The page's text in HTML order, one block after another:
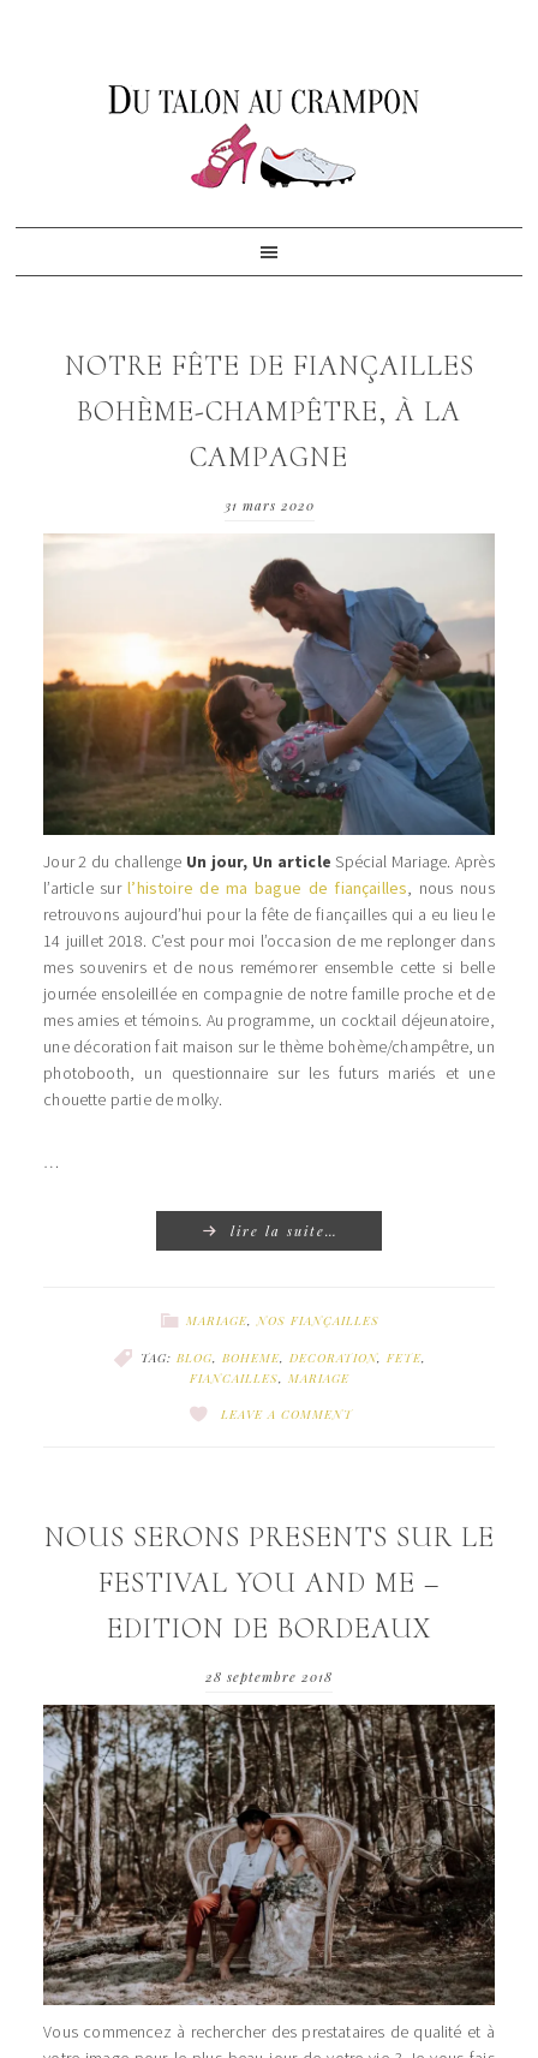
NOTRE FÊTE DE FIANÇAILLES
BOHÈME-CHAMPÊTRE, À LA
CAMPAGNE
31 mars 2020
Jour 2 du challenge Un jour, Un article Spécial Mariage. Après
l’article surl’histoire de ma bague de fiançailles, nous nous
retrouvons aujourd’hui pour la fête de fiançailles qui a eu lieu le
14 juillet 2018. C’est pour moi l’occasion de me replonger dans
mes souvenirs et de nous remémorer ensemble cette si belle
journée ensoleillée en compagnie de notre famille proche et de
mes amies et témoins. Au programme, un cocktail déjeunatoire,
une décoration fait maison sur le thème bohème/champêtre, un
photobooth, un questionnaire sur les futurs mariés et une
chouette partie de molky.
…
lire la suite…
MARIAGE NOS FIANÇAILLES
TAG: BLOG, BOHEME, DECORATION, FETE,
FIANCAILLES
MARIAGE
LEAVE A COMMENT
NOUS SERONS PRESENTS SUR LE
FESTIVAL YOU AND ME –
EDITION DE BORDEAUX
28 septembre 2018
Vous commencez à rechercher des prestataires de qualité et à